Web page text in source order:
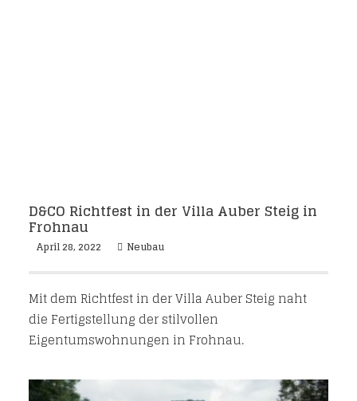
D&CO Richtfest in der Villa Auber Steig in
Frohnau
April 28, 2022 Neubau
Mit dem Richtfest in der Villa Auber Steig naht
die Fertigstellung der stilvollen
Eigentumswohnungen in Frohnau.